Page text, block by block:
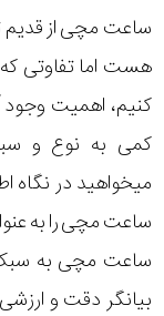
ساعت مچی از قدیم
هست اما تفاوتی
کنیم، اهمیت
کمی به نوع و
میخواهید در نگاه
ساعت مچی را به
ساعت مچی به
بیانگر دقت و
پیلار
لیکوپر
آدیداس
جنسیت
استایل